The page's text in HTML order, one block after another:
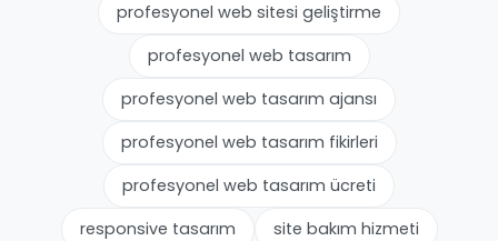
profesyonel web sitesi geliştirme
profesyonel web tasarım
profesyonel web tasarım ajansı
profesyonel web tasarım fikirleri
profesyonel web tasarım ücreti
responsive tasarım
site bakım hizmeti